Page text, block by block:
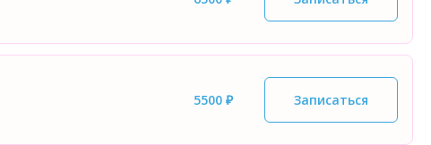
5500 ₽ Записаться